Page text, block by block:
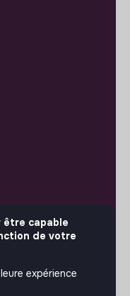
être capable
de votre
expérience